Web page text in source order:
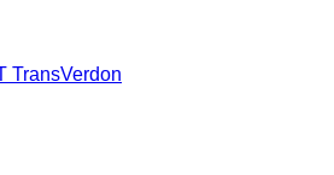
TransVerdon